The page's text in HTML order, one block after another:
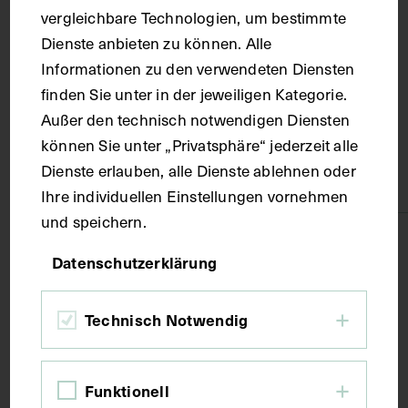
Republik Österreich
Material
Papier
Maße
vergleichbare Technologien, um bestimmte
Dienste anbieten zu können. Alle
Informationen zu den verwendeten Diensten
finden Sie unter in der jeweiligen Kategorie.
Außer den technisch notwendigen Diensten
können Sie unter „Privatsphäre“ jederzeit alle
Dienste erlauben, alle Dienste ablehnen oder
Ihre individuellen Einstellungen vornehmen
und speichern.
Datenschutzerklärung
Technisch Notwendig
Funktionell